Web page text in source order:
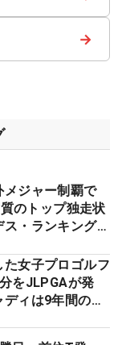
→
メジャー制覇で
のトップ独走状
・ランキング番
女子プロゴルフ
をJLPGAが発
ィは9年間の立